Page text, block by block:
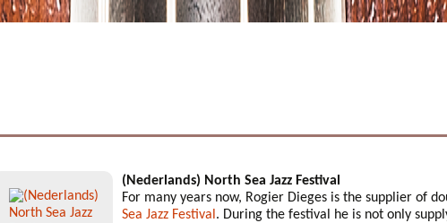
(Nederlands) North Sea Jazz Festival
For many years now, Rogier Dieges is the supplier of
Sea Jazz Festival . During the festival he is not only